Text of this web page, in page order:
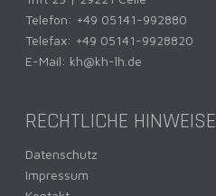
Telefon: +49 05141-992880
Telefax: +49 05141-9928820
E-Mail: kh@kh-lh.de
RECHTLICHE HINWEISE
Datenschutz
Impressum